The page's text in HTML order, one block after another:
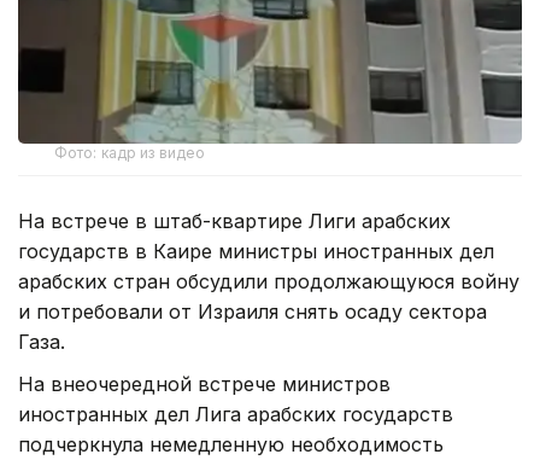
Фото: кадр из видео
На встрече в штаб-квартире Лиги арабских
государств в Каире министры иностранных дел
арабских стран обсудили продолжающуюся войну
и потребовали от Израиля снять осаду сектора
Газа.
На внеочередной встрече министров
иностранных дел Лига арабских государств
подчеркнула немедленную необходимость